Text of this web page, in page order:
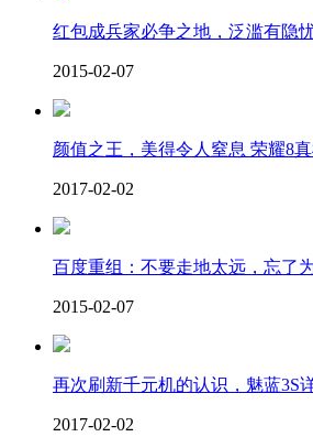
红包成兵家必争之地，泛滥有隐
2015-02-07
颜值之王，美得令人窒息 荣耀8
2017-02-02
百度重组：不要走地太远，忘了
2015-02-07
再次刷新千元机的认识，魅蓝3S
2017-02-02